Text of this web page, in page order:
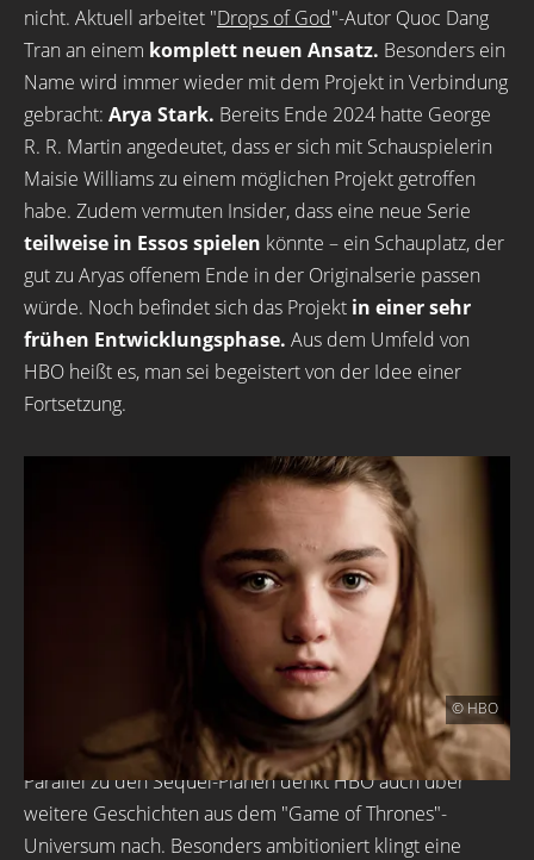
nicht. Aktuell arbeitet "Drops of God"-Autor Quoc Dang
Tran an einem komplett neuen Ansatz. Besonders ein
Name wird immer wieder mit dem Projekt in Verbindung
gebracht: Arya Stark. Bereits Ende 2024 hatte George
R. R. Martin angedeutet, dass er sich mit Schauspielerin
Maisie Williams zu einem möglichen Projekt getroffen
habe. Zudem vermuten Insider, dass eine neue Serie
teilweise in Essos spielen könnte – ein Schauplatz, der
gut zu Aryas offenem Ende in der Originalserie passen
würde. Noch befindet sich das Projekt in einer sehr
frühen Entwicklungsphase. Aus dem Umfeld von
HBO heißt es, man sei begeistert von der Idee einer
Fortsetzung.
© HBO
Parallel zu den Sequel-Plänen denkt HBO auch über
weitere Geschichten aus dem "Game of Thrones"-
Universum nach. Besonders ambitioniert klingt eine